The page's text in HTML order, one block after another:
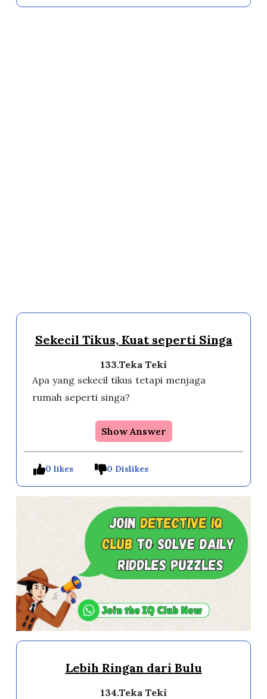
Sekecil Tikus, Kuat seperti Singa
133.Teka Teki
Apa yang sekecil tikus tetapi menjaga
rumah seperti singa?
Show Answer
0 likes 0 Dislikes
Lebih Ringan dari Bulu
134.Teka Teki